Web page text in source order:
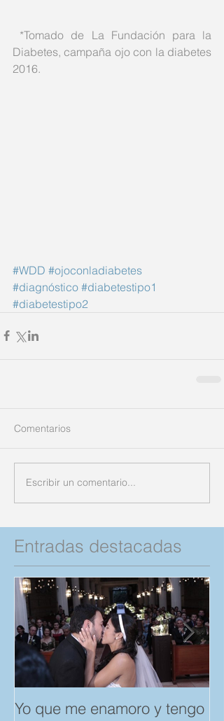
Diabetes, campaña ojo con la diabetes
2016.
#WDD #ojoconladiabetes
#diagnóstico #diabetestipo1
#diabetestipo2
Comentarios
Escribir un comentario...
Entradas destacadas
Yo que me enamoro y tengo